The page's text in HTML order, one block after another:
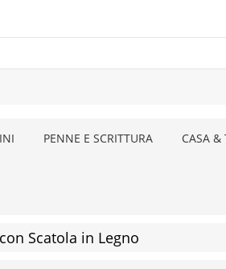
PENNE E SCRITTURA CASA &
Scatola in Legno